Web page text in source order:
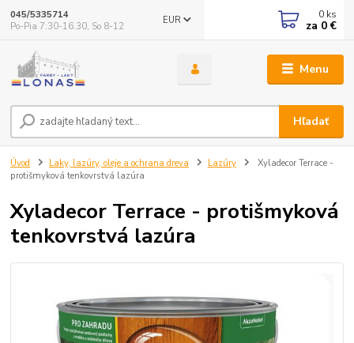
Menu
EUR
Hľadať
045/5335714
Po-Pia 7:30-16.30, So 8-12
0 ks
za 0 €
Úvod Laky, lazúry, oleje a ochrana dreva Lazúry
Xyladecor Terrace -
protišmyková tenkovrstvá lazúra
Xyladecor Terrace - protišmyková
tenkovrstvá lazúra